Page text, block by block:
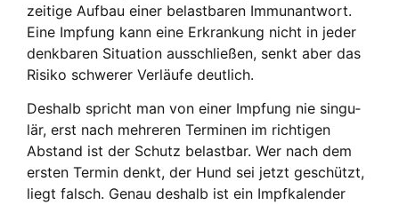
zei­ti­ge Auf­bau einer belast­ba­ren Immun­ant­wort.
Eine Imp­fung kann eine Erkran­kung nicht in jeder
denk­ba­ren Situa­ti­on aus­schlie­ßen, senkt aber das
Risi­ko schwe­rer Ver­läu­fe deut­lich.
Des­halb spricht man von einer Imp­fung nie sin­gu­
lär, erst nach meh­re­ren Ter­mi­nen im rich­ti­gen
Abstand ist der Schutz belast­bar. Wer nach dem
ers­ten Ter­min denkt, der Hund sei jetzt geschützt,
liegt falsch. Genau des­halb ist ein Impf­ka­len­der